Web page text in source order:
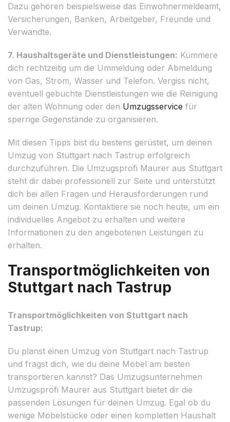
Dazu gehören beispielsweise das Einwohnermeldeamt,
Versicherungen, Banken, Arbeitgeber, Freunde und
Verwandte.
7. Haushaltsgeräte und Dienstleistungen: Kümmere
dich rechtzeitig um die Ummeldung oder Abmeldung
von Gas, Strom, Wasser und Telefon. Vergiss nicht,
eventuell gebuchte Dienstleistungen wie die Reinigung
der alten Wohnung oder den Umzugsservice für
sperrige Gegenstände zu organisieren.
Mit diesen Tipps bist du bestens gerüstet, um deinen
Umzug von Stuttgart nach Tastrup erfolgreich
durchzuführen. Die Umzugsprofi Maurer aus Stuttgart
steht dir dabei professionell zur Seite und unterstützt
dich bei allen Fragen und Herausforderungen rund
um deinen Umzug. Kontaktiere sie noch heute, um ein
individuelles Angebot zu erhalten und weitere
Informationen zu den angebotenen Leistungen zu
erhalten.
Transportmöglichkeiten von
Stuttgart nach Tastrup
Transportmöglichkeiten von Stuttgart nach
Tastrup:
Du planst einen Umzug von Stuttgart nach Tastrup
und fragst dich, wie du deine Möbel am besten
transportieren kannst? Das Umzugsunternehmen
Umzugsprofi Maurer aus Stuttgart bietet dir die
passenden Lösungen für deinen Umzug. Egal ob du
wenige Möbelstücke oder einen kompletten Haushalt